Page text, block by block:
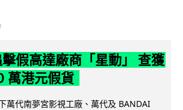
假高達廠商「星動」 查獲
萬港元假貨
萬代南夢宮影視工廠、萬代及 BANDAI